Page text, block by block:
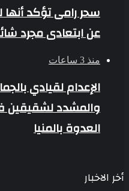
سحر رامى تؤكد أنها
عن ابتعادى مجرد
منذ 3 ساعات
الإعدام لقيادي
والمشدد لشقيقين
العدوة بالمنيا
أخر الاخبار